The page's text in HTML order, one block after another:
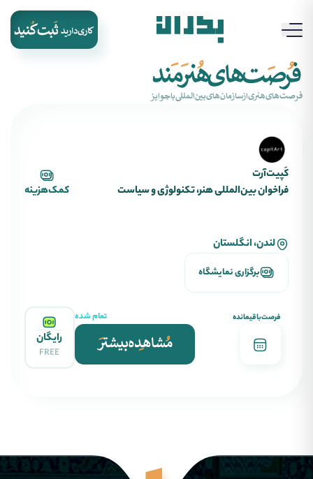
‌فرصت‌های‌هنری‌از‌سازمان‌های‌بین‌المللی‌با‌جوایز
کَپیت‌آرت
فراخوان بین‌المللی هنر، تکنولوژی و سیاست
کمک‌هزینه
لندن، انگلستان
برگزاری نمایشگاه
فرصت‌باقیمانده تمام شده
رایگان
FREE